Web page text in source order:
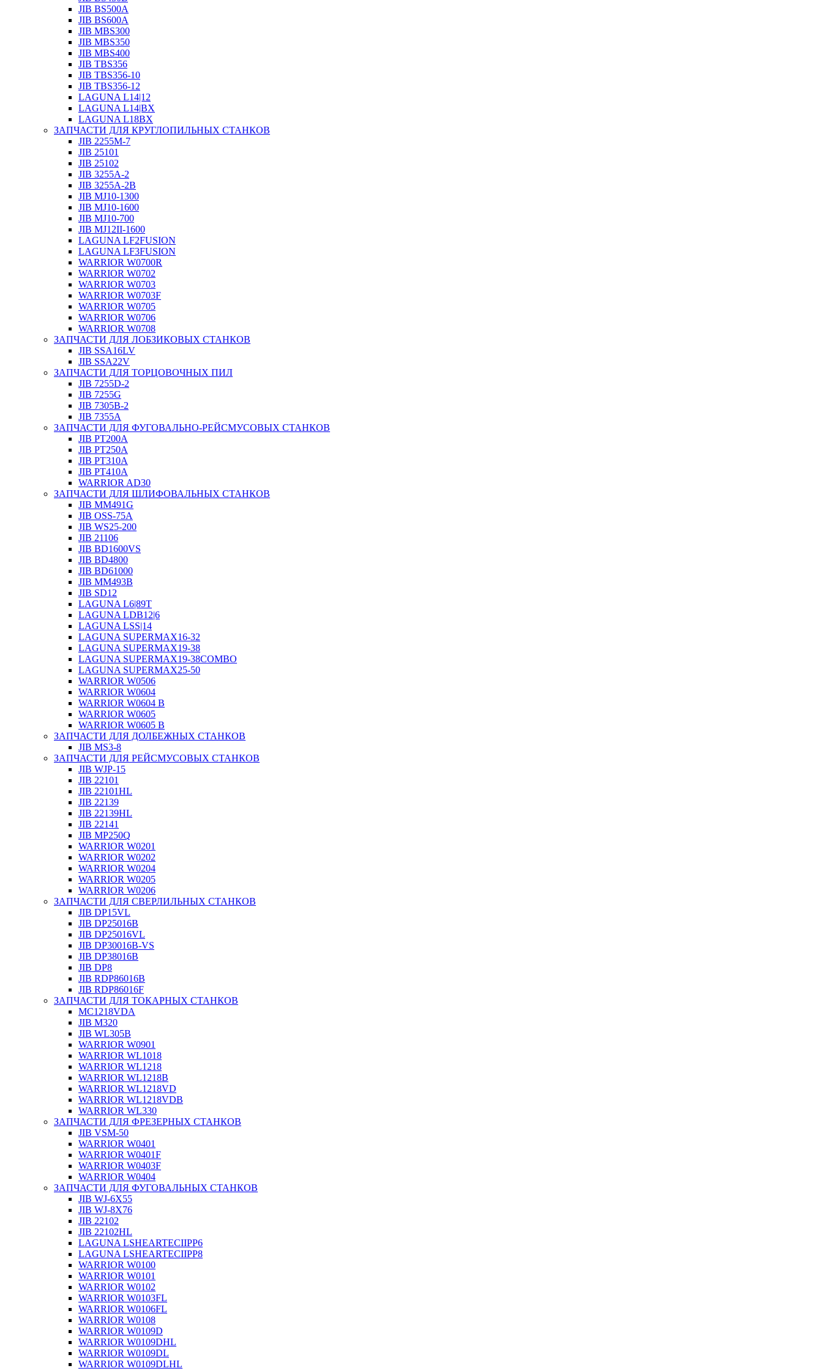
JIB BS500A
JIB BS600A
JIB MBS300
JIB MBS350
JIB MBS400
JIB TBS356
JIB TBS356-10
JIB TBS356-12
LAGUNA L14|12
LAGUNA L14|BX
LAGUNA L18BX
ЗАПЧАСТИ ДЛЯ КРУГЛОПИЛЬНЫХ СТАНКОВ
JIB 2255M-7
JIB 25101
JIB 25102
JIB 3255A-2
JIB 3255A-2B
JIB MJ10-1300
JIB MJ10-1600
JIB MJ10-700
JIB MJ12II-1600
LAGUNA LF2FUSION
LAGUNA LF3FUSION
WARRIOR W0700R
WARRIOR W0702
WARRIOR W0703
WARRIOR W0703F
WARRIOR W0705
WARRIOR W0706
WARRIOR W0708
ЗАПЧАСТИ ДЛЯ ЛОБЗИКОВЫХ СТАНКОВ
JIB SSA16LV
JIB SSA22V
ЗАПЧАСТИ ДЛЯ ТОРЦОВОЧНЫХ ПИЛ
JIB 7255D-2
JIB 7255G
JIB 7305B-2
JIB 7355A
ЗАПЧАСТИ ДЛЯ ФУГОВАЛЬНО-РЕЙСМУСОВЫХ СТАНКОВ
JIB PT200A
JIB PT250A
JIB PT310A
JIB PT410A
WARRIOR AD30
ЗАПЧАСТИ ДЛЯ ШЛИФОВАЛЬНЫХ СТАНКОВ
JIB MM491G
JIB OSS-75A
JIB WS25-200
JIB 21106
JIB BD1600VS
JIB BD4800
JIB BD61000
JIB MM493B
JIB SD12
LAGUNA L6|89T
LAGUNA LDB12|6
LAGUNA LSS|14
LAGUNA SUPERMAX16-32
LAGUNA SUPERMAX19-38
LAGUNA SUPERMAX19-38COMBO
LAGUNA SUPERMAX25-50
WARRIOR W0506
WARRIOR W0604
WARRIOR W0604 B
WARRIOR W0605
WARRIOR W0605 B
ЗАПЧАСТИ ДЛЯ ДОЛБЕЖНЫХ СТАНКОВ
JIB MS3-8
ЗАПЧАСТИ ДЛЯ РЕЙСМУСОВЫХ СТАНКОВ
JIB WJP-15
JIB 22101
JIB 22101HL
JIB 22139
JIB 22139HL
JIB 22141
JIB MP250Q
WARRIOR W0201
WARRIOR W0202
WARRIOR W0204
WARRIOR W0205
WARRIOR W0206
ЗАПЧАСТИ ДЛЯ СВЕРЛИЛЬНЫХ СТАНКОВ
JIB DP15VL
JIB DP25016B
JIB DP25016VL
JIB DP30016B-VS
JIB DP38016B
JIB DP8
JIB RDP86016B
JIB RDP86016F
ЗАПЧАСТИ ДЛЯ ТОКАРНЫХ СТАНКОВ
MC1218VDA
JIB M320
JIB WL305B
WARRIOR W0901
WARRIOR WL1018
WARRIOR WL1218
WARRIOR WL1218B
WARRIOR WL1218VD
WARRIOR WL1218VDB
WARRIOR WL330
ЗАПЧАСТИ ДЛЯ ФРЕЗЕРНЫХ СТАНКОВ
JIB VSM-50
WARRIOR W0401
WARRIOR W0401F
WARRIOR W0403F
WARRIOR W0404
ЗАПЧАСТИ ДЛЯ ФУГОВАЛЬНЫХ СТАНКОВ
JIB WJ-6X55
JIB WJ-8X76
JIB 22102
JIB 22102HL
LAGUNA LSHEARTECIIPP6
LAGUNA LSHEARTECIIPP8
WARRIOR W0100
WARRIOR W0101
WARRIOR W0102
WARRIOR W0103FL
WARRIOR W0106FL
WARRIOR W0108
WARRIOR W0109D
WARRIOR W0109DHL
WARRIOR W0109DL
WARRIOR W0109DLHL